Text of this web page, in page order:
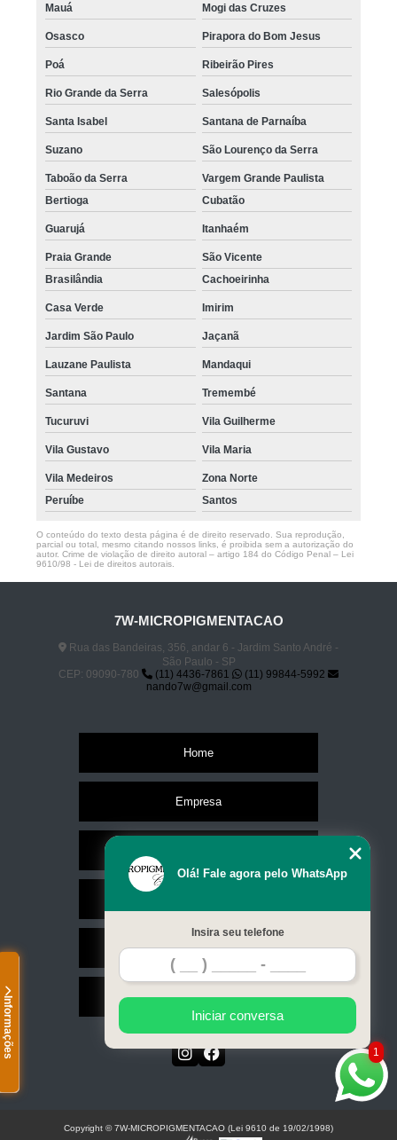
Informações
Mauá Mogi das Cruzes
Osasco Pirapora do Bom Jesus
Poá Ribeirão Pires
Rio Grande da Serra Salesópolis
Santa Isabel Santana de Parnaíba
Suzano São Lourenço da Serra
Taboão da Serra
Vargem Grande Paulista
Bertioga
Cubatão
Guarujá Itanhaém
Praia Grande
São Vicente
Brasilândia
Cachoeirinha
Casa Verde Imirim
Jardim São Paulo Jaçanã
Lauzane Paulista Mandaqui
Santana Tremembé
Tucuruvi Vila Guilherme
Vila Gustavo Vila Maria
Vila Medeiros
Zona Norte
Peruíbe
Santos
O conteúdo do texto desta página é de direito reservado. Sua reprodução,
parcial ou total, mesmo citando nossos links, é proibida sem a autorização do
autor. Crime de violação de direito autoral – artigo 184 do Código Penal – Lei
9610/98 - Lei de direitos autorais
7W-MICROPIGMENTACAO
Rua das Bandeiras, 356, andar 6 - Jardim Santo André -
São Paulo - SP
CEP: 09090-780
(11) 4436-7861
(11) 99844-5992
nando7w@gmail.com
Home
Empresa
Contato
Mapa do site
1
Olá! Fale agora pelo WhatsApp
Insira seu telefone
Iniciar conversa
Copyright © 7W-MICROPIGMENTACAO (Lei 9610 de 19/02/1998)